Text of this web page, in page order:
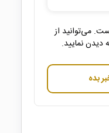
می‌توانید از
نمایید.
بده